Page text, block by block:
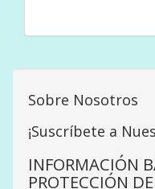
Sobre Nosotros
¡Suscríbete a
INFORMACIÓN
PROTECCIÓN